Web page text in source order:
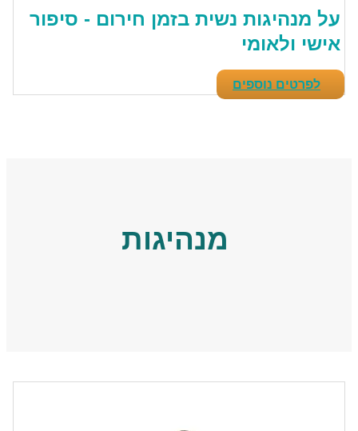
על מנהיגות נשית בזמן חירום - סיפור
אישי ולאומי
לפרטים נוספים
מנהיגות